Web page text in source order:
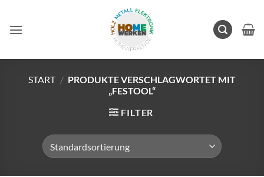
springen
START / PRODUKTE VERSCHLAGWORTET MIT
„FESTOOL“
FILTER